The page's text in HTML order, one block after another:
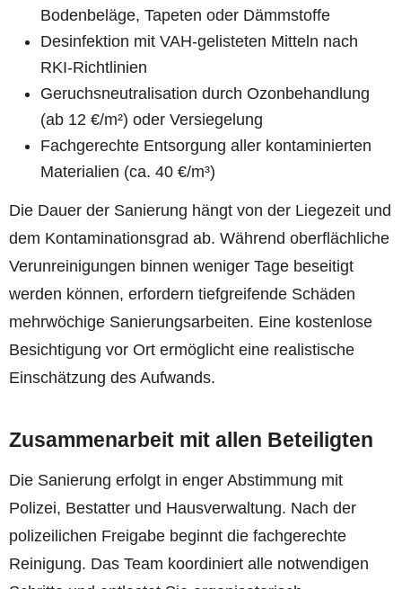
Bodenbeläge, Tapeten oder Dämmstoffe
Desinfektion mit VAH-gelisteten Mitteln nach
RKI-Richtlinien
Geruchsneutralisation durch Ozonbehandlung
(ab 12 €/m²) oder Versiegelung
Fachgerechte Entsorgung aller kontaminierten
Materialien (ca. 40 €/m³)
Die Dauer der Sanierung hängt von der Liegezeit und
dem Kontaminationsgrad ab. Während oberflächliche
Verunreinigungen binnen weniger Tage beseitigt
werden können, erfordern tiefgreifende Schäden
mehrwöchige Sanierungsarbeiten. Eine kostenlose
Besichtigung vor Ort ermöglicht eine realistische
Einschätzung des Aufwands.
Zusammenarbeit mit allen Beteiligten
Die Sanierung erfolgt in enger Abstimmung mit
Polizei, Bestatter und Hausverwaltung. Nach der
polizeilichen Freigabe beginnt die fachgerechte
Reinigung. Das Team koordiniert alle notwendigen